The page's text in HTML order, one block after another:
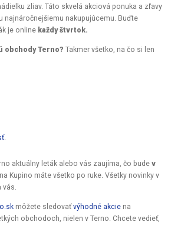
zliav. Táto skvelá akciová ponuka a zľavy
najnáročnejšiemu nakupujúcemu. Buďte
je online každy štvrtok.
obchody Terno? Takmer všetko, na čo si len
.
aktuálny leták alebo vás zaujíma, čo bude v
Kupino máte všetko po ruke. Všetky novinky v
vás.
môžete sledovaťvýhodné akcie na
obchodoch, nielen v Terno. Chcete vedieť,